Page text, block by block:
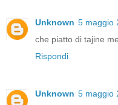
Unknown 5 maggio
che piatto di tajine
Rispondi
Unknown 5 maggio